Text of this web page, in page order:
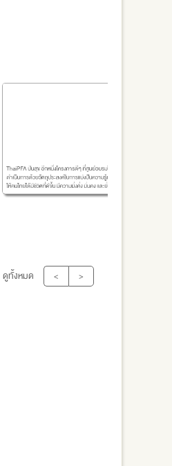
ThaiPFA ปันสุข อีกหนึ่งโครงการดีๆ ที่ศูนย์อบรมไทยพีเอฟเอ
ดำเนินการด้วยวัตถุประสงค์ในการแบ่งปันความรู้ทางการเงิน
ให้คนไทยได้มีชีวิตที่ดีขึ้น มีความมั่งคั่ง มั่นคง และยั่งยืน
ดูทั้งหมด < >